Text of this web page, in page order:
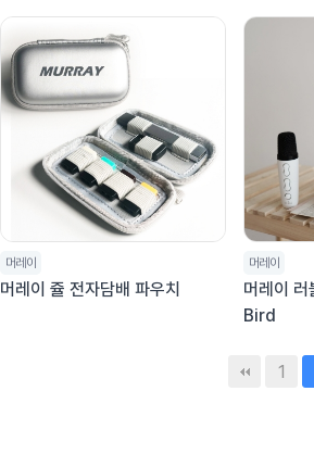
머레이
머레이 쥴 전자담배 파우치
머레이
머레이
Bird
1